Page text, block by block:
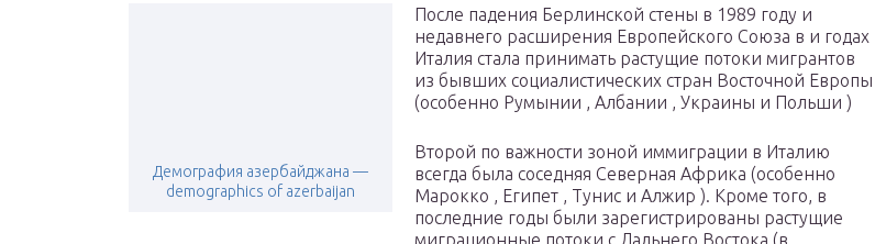
Демография азербайджана —
demographics of azerbaijan
После падения Берлинской стены в 1989 году и
недавнего расширения Европейского Союза в и годах
Италия стала принимать растущие потоки мигрантов
из бывших социалистических стран Восточной Европы
(особенно Румынии , Албании , Украины и Польши )
Второй по важности зоной иммиграции в Италию
всегда была соседняя Северная Африка (особенно
Марокко , Египет , Тунис и Алжир ). Кроме того, в
последние годы были зарегистрированы растущие
миграционные потоки с Дальнего Востока (в